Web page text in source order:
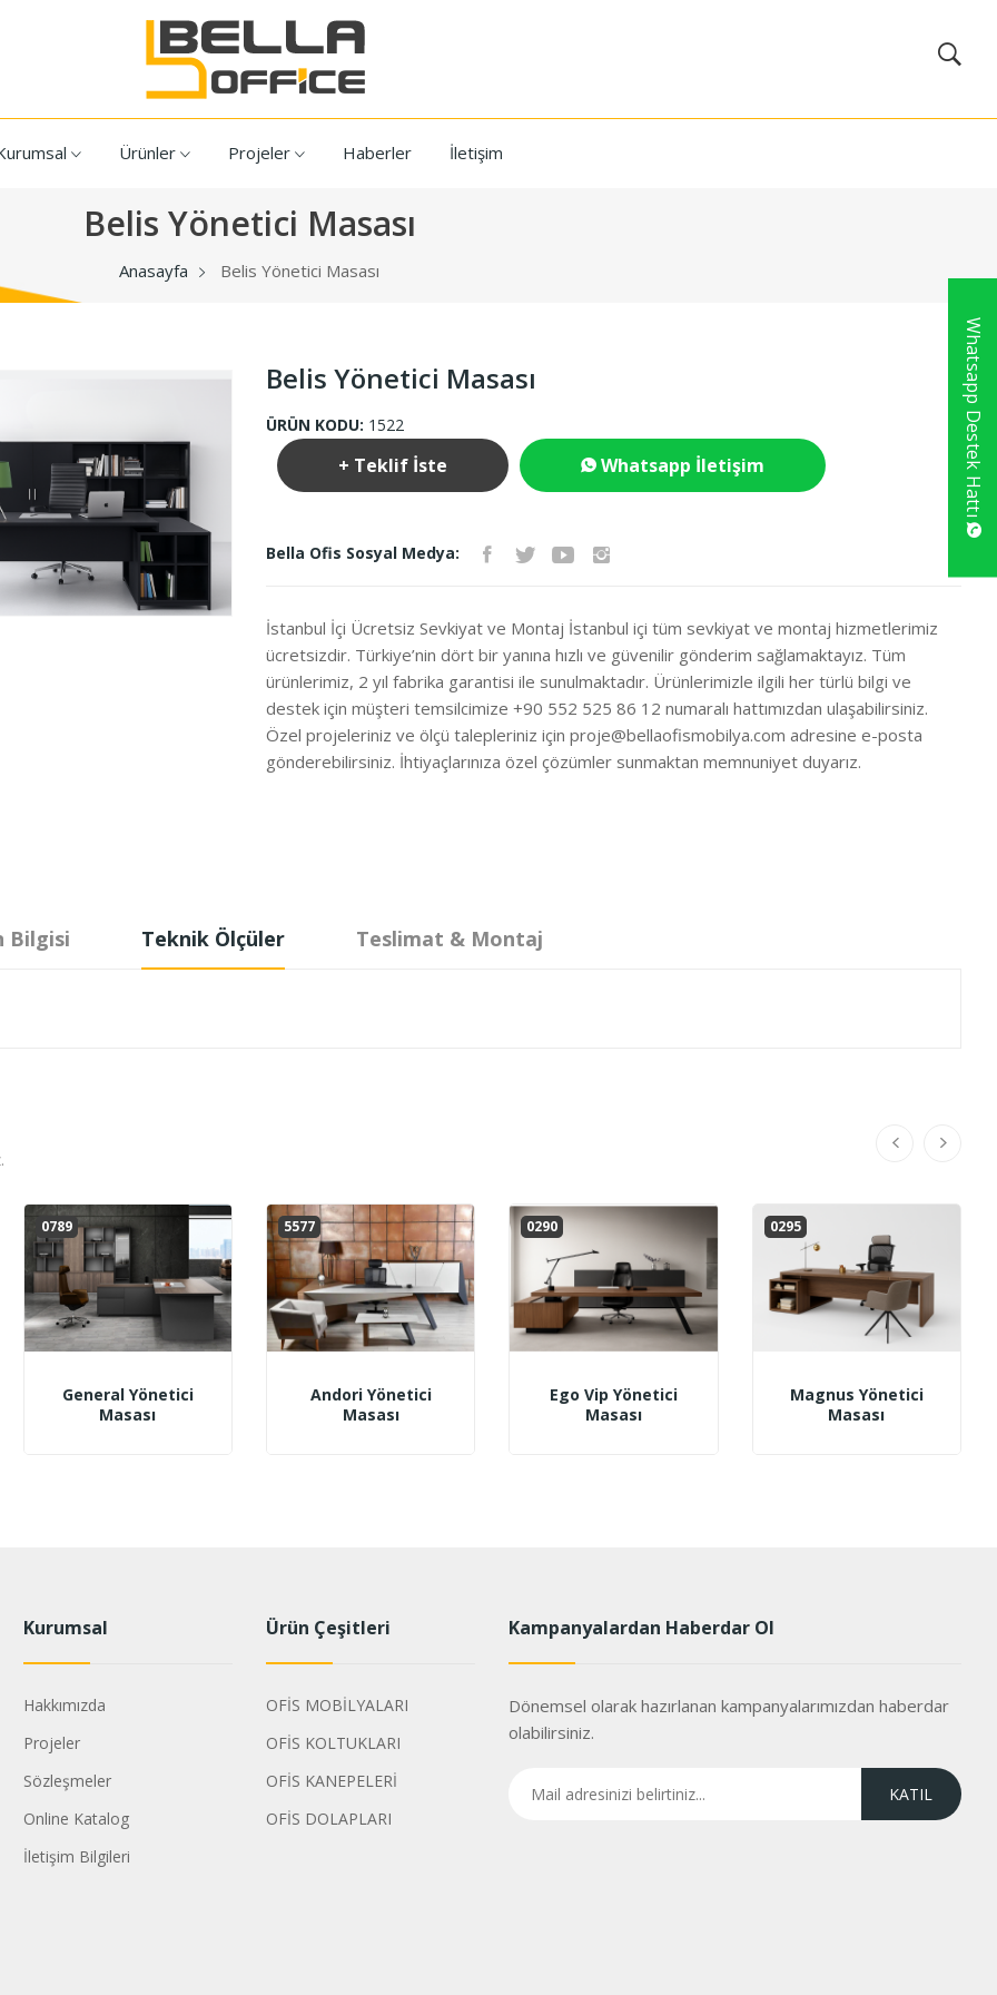
Ürünler Projeler Haberler İletişim
Belis Yönetici Masası
Anasayfa Belis Yönetici Masası
Belis Yönetici Masası
ÜRÜN KODU: 1522
+ Teklif İste Whatsapp İletişim
Bella Ofis Sosyal Medya:
İstanbul İçi Ücretsiz Sevkiyat ve Montaj İstanbul içi tüm sevkiyat ve montaj hizmetlerimiz
ücretsizdir. Türkiye’nin dört bir yanına hızlı ve güvenilir gönderim sağlamaktayız. Tüm
ürünlerimiz, 2 yıl fabrika garantisi ile sunulmaktadır. Ürünlerimizle ilgili her türlü bilgi ve
destek için müşteri temsilcimize +90 552 525 86 12 numaralı hattımızdan ulaşabilirsiniz.
Özel projeleriniz ve ölçü talepleriniz için proje@bellaofismobilya.com adresine e-posta
gönderebilirsiniz. İhtiyaçlarınıza özel çözümler sunmaktan memnuniyet duyarız.
Bilgisi Teknik Ölçüler Teslimat & Montaj
0789
General Yönetici
Masası
5577
Andori Yönetici
Masası
0290
Ego Vip Yönetici
Masası
0295
Magnus Yönetici
Masası
Kurumsal
Hakkımızda
Projeler
Sözleşmeler
Online Katalog
İletişim Bilgileri
Ürün Çeşitleri
OFİS MOBİLYALARI
OFİS KOLTUKLARI
OFİS KANEPELERİ
OFİS DOLAPLARI
Kampanyalardan Haberdar Ol
Dönemsel olarak hazırlanan kampanyalarımızdan haberdar
olabilirsiniz.
Whatsapp Destek Hattı